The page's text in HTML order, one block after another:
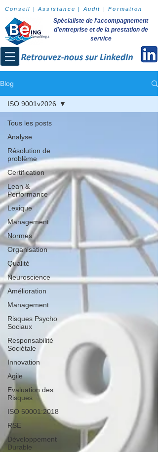
Conseil | Assistance | Audit | Formation
Spécialiste de l'accompagnement
d'entreprise et de la prestation de
service
Blog
Tous les posts
Analyse
Résolution de
problème
Certification
Lean &
Performance
Lexique
Management
Normes
Organisation
Qualité
Neuroscience
Amélioration
Management
Risques Psycho
Sociaux
Responsabilité
Sociétale
Innovation
Agile
Evaluation des
Risques
ISO 50001:2018
RSE
Développement
Durable
ISO 9001v2026